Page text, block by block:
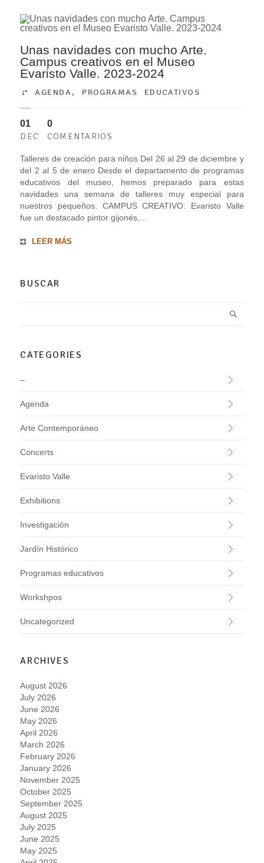
Unas navidades con mucho Arte.
Campus creativos en el Museo
Evaristo Valle. 2023-2024
AGENDA, PROGRAMAS EDUCATIVOS
01
DEC
0
COMENTARIOS
Talleres de creación para niños Del 26 al 29 de diciembre y
del 2 al 5 de enero Desde el departamento de programas
educativos del museo, hemos preparado para estas
navidades una semana de talleres muy especial para
nuestros pequeños. CAMPUS CREATIVO: Evaristo Valle
fue un destacado pintor gijonés,...
LEER MÁS
BUSCAR
CATEGORIES
–
Agenda
Arte Contemporáneo
Concerts
Evaristo Valle
Exhibitions
Investigación
Jardín Histórico
Programas educativos
Workshpos
Uncategorized
ARCHIVES
August 2026
July 2026
June 2026
May 2026
April 2026
March 2026
February 2026
January 2026
November 2025
October 2025
September 2025
August 2025
July 2025
June 2025
May 2025